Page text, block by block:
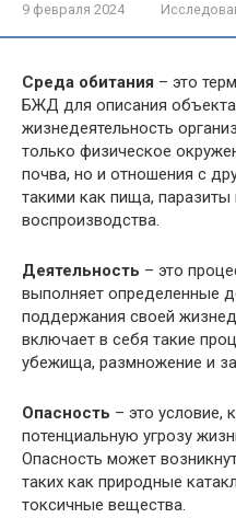
9 февраля 2024
Среда обитания – это
БЖД для описания
жизнедеятельность
только физическое
почва, но и отношения с
такими как пища, паразиты
воспроизводства.
Деятельность – это
выполняет определенные
поддержания своей
включает в себя такие
убежища, размножение и
Опасность – это условие,
потенциальную угрозу
Опасность может
таких как природные
токсичные вещества.